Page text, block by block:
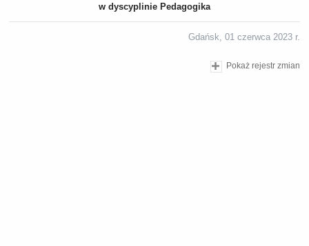
w dyscyplinie Pedagogika
Gdańsk, 01 czerwca 2023 r.
Pokaż rejestr zmian